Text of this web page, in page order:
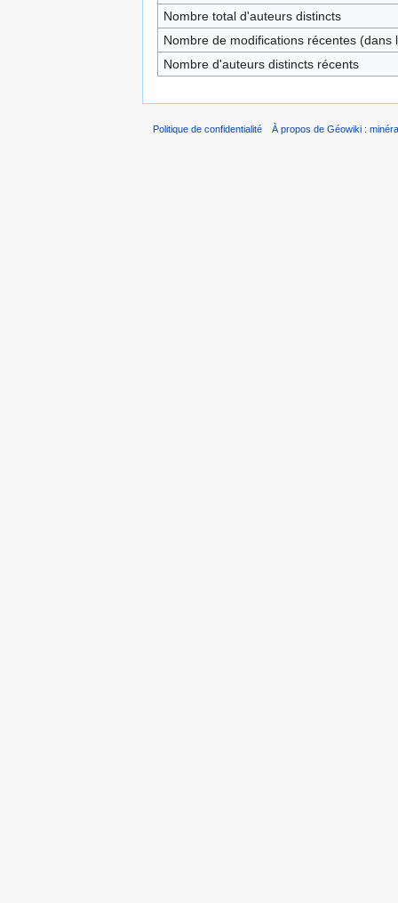
Nombre total d'auteurs distincts
Nombre de modifications récentes (dans
Nombre d'auteurs distincts récents
Politique de confidentialité À propos de Géowiki :